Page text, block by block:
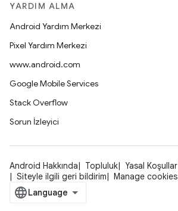
YARDIM ALMA
Android Yardım Merkezi
Pixel Yardım Merkezi
www.android.com
Google Mobile Services
Stack Overflow
Sorun İzleyici
Android Hakkında Topluluk Yasal Koşullar
Siteyle ilgili geri bildirim
Manage cookies